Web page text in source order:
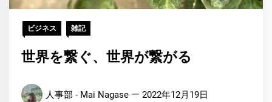
ビジネス 雑記
世界を繋ぐ、世界が繋がる
人事部 - Mai Nagase 2022年12月19日